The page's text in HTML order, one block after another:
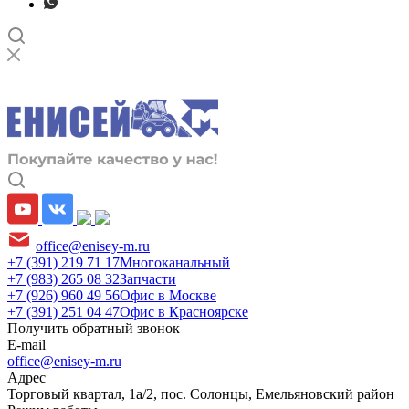
office@enisey-m.ru
+7 (391) 219 71 17Многоканальный
+7 (983) 265 08 32Запчасти
+7 (926) 960 49 56Офис в Москве
+7 (391) 251 04 47Офис в Красноярске
Получить обратный звонок
E-mail
office@enisey-m.ru
Адрес
​Торговый квартал, 1а/2, пос. Солонцы, Емельяновский район